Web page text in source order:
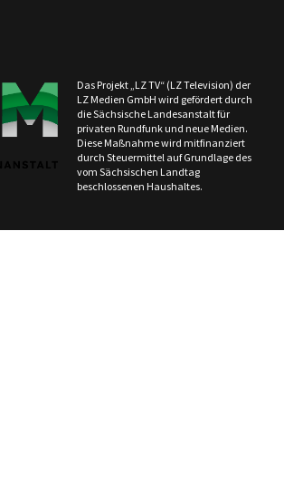
Das Projekt „LZ TV“ (LZ Television) der
LZ Medien GmbH wird gefördert durch
die Sächsische Landesanstalt für
privaten Rundfunk und neue Medien.
Diese Maßnahme wird mitfinanziert
durch Steuermittel auf Grundlage des
vom Sächsischen Landtag
beschlossenen Haushaltes.